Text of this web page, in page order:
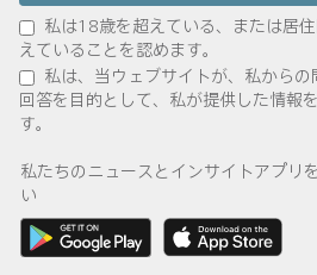
私は18歳を超えている、または居
えていることを認めます。
私は、当ウェブサイトが、私からの
回答を目的として、私が提供した情報
す。
私たちのニュースとインサイトアプリ
い